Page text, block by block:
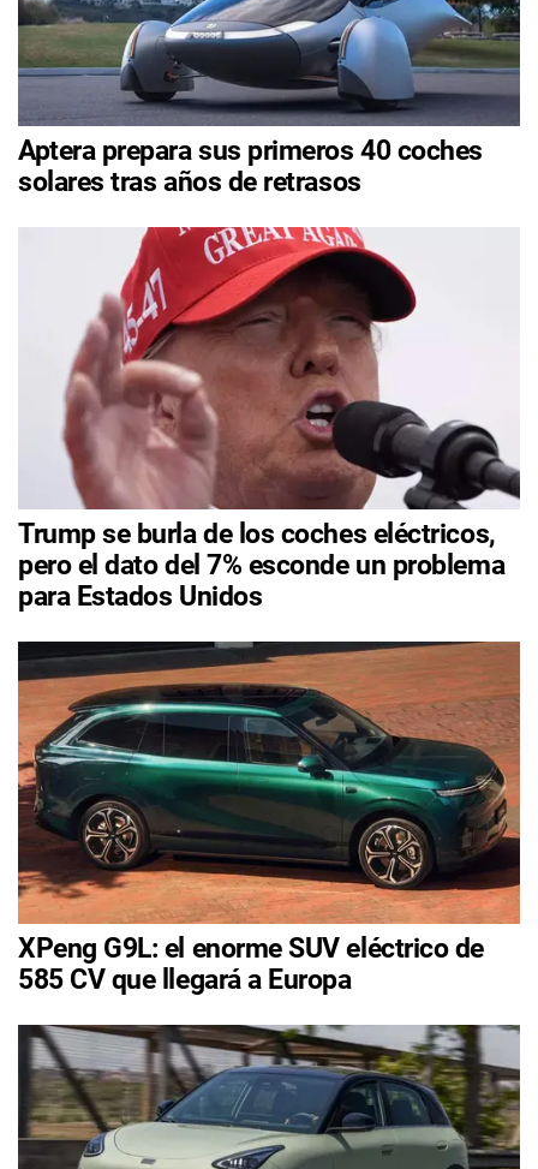
Aptera prepara sus primeros 40 coches
solares tras años de retrasos
Trump se burla de los coches eléctricos,
pero el dato del 7% esconde un problema
para Estados Unidos
XPeng G9L: el enorme SUV eléctrico de
585 CV que llegará a Europa